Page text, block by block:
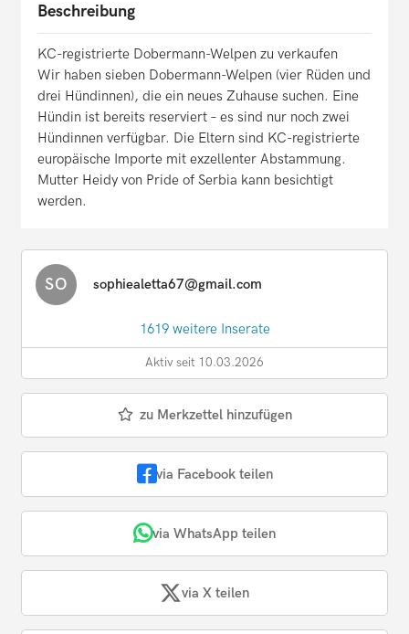
Beschreibung
KC-registrierte Dobermann-Welpen zu verkaufen
Wir haben sieben Dobermann-Welpen (vier Rüden und
drei Hündinnen), die ein neues Zuhause suchen. Eine
Hündin ist bereits reserviert – es sind nur noch zwei
Hündinnen verfügbar. Die Eltern sind KC-registrierte
europäische Importe mit exzellenter Abstammung.
Mutter Heidy von Pride of Serbia kann besichtigt
werden.
SO sophiealetta67@gmail.com
1619 weitere Inserate
Aktiv seit 10.03.2026
zu Merkzettel hinzufügen
via Facebook teilen
via WhatsApp teilen
via X teilen